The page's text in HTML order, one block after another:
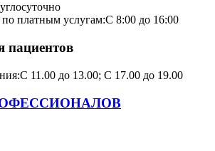
платным услугам:С 8:00 до 16:00
пациентов
С 11.00 до 13.00; С 17.00 до 19.00